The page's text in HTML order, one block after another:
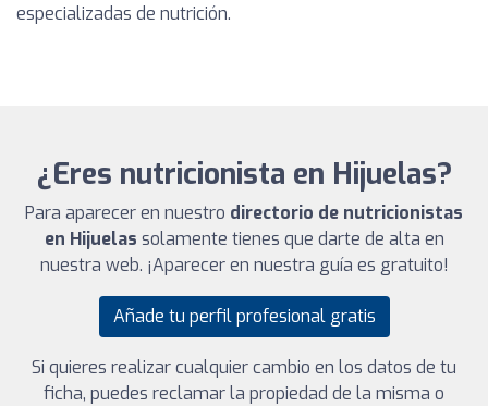
especializadas de nutrición.
¿Eres nutricionista en Hijuelas?
Para aparecer en nuestro directorio de nutricionistas
en Hijuelas solamente tienes que darte de alta en
nuestra web. ¡Aparecer en nuestra guía es gratuito!
Añade tu perfil profesional gratis
Si quieres realizar cualquier cambio en los datos de tu
ficha, puedes reclamar la propiedad de la misma o